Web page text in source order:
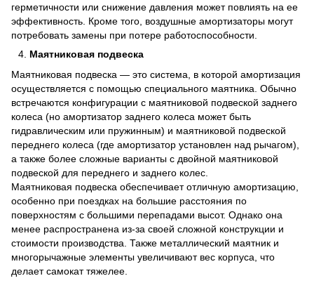
герметичности или снижение давления может повлиять на ее
эффективность. Кроме того, воздушные амортизаторы могут
потребовать замены при потере работоспособности.
Маятниковая подвеска
Маятниковая подвеска — это система, в которой амортизация
осуществляется с помощью специального маятника. Обычно
встречаются конфигурации с маятниковой подвеской заднего
колеса (но амортизатор заднего колеса может быть
гидравлическим или пружинным) и маятниковой подвеской
переднего колеса (где амортизатор установлен над рычагом),
а также более сложные варианты с двойной маятниковой
подвеской для переднего и заднего колес.
Маятниковая подвеска обеспечивает отличную амортизацию,
особенно при поездках на большие расстояния по
поверхностям с большими перепадами высот. Однако она
менее распространена из-за своей сложной конструкции и
стоимости производства. Также металлический маятник и
многорычажные элементы увеличивают вес корпуса, что
делает самокат тяжелее.